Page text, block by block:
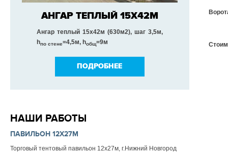
АНГАР ТЕПЛЫЙ 15Х42М
Ангар теплый 15х42м (630м2), шаг 3,5м,
hпо стене=4,5м, hобщ=9м
ПОДРОБНЕЕ
НАШИ РАБОТЫ
ПАВИЛЬОН 12Х27М
Торговый тентовый павильон 12х27м, г.Нижний Новгород